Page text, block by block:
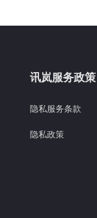
讯岚服务政策
隐私服务条款
隐私政策